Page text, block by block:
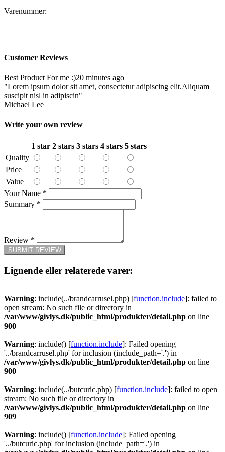
Varenummer:
Customer Reviews
Best Product For me :)20 minutes ago
"Lorem ipsum dolor sit amet, consectetur adipiscing elit.Aliquam
suscipit nisl in adipiscin"
Michael Lee
Write your own review
1 star 2 stars 3 stars 4 stars 5 stars
Quality
Price
Value
Your Name *
Summary *
Review *
SUBMIT REVIEW
Lignende eller relaterede varer:
Warning: include(../brandcarrusel.php) [function.include]: failed to
open stream: No such file or directory in
/var/www/givlys.dk/public_html/produkter/detail.php on line
900
Warning: include() [function.include]: Failed opening
'../brandcarrusel.php' for inclusion (include_path='.') in
/var/www/givlys.dk/public_html/produkter/detail.php on line
900
Warning: include(../butcuric.php) [function.include]: failed to open
stream: No such file or directory in
/var/www/givlys.dk/public_html/produkter/detail.php on line
909
Warning: include() [function.include]: Failed opening
'../butcuric.php' for inclusion (include_path='.') in